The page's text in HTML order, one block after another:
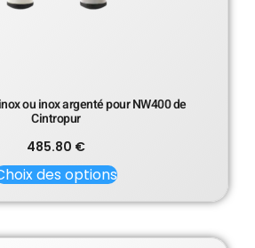
ou inox argenté pour NW400 de
Cintropur
485.80 €
des options